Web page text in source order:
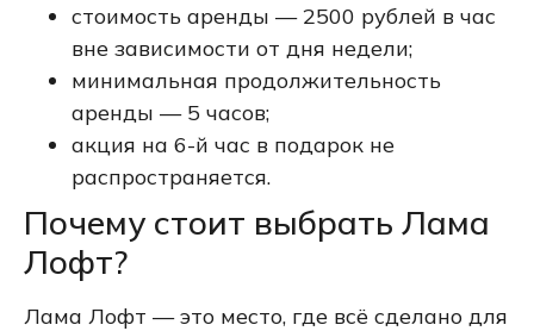
стоимость аренды — 2500 рублей в час
вне зависимости от дня недели;
минимальная продолжительность
аренды — 5 часов;
акция на 6-й час в подарок не
распространяется.
Почему стоит выбрать Лама
Лофт?
Лама Лофт — это место, где всё сделано для